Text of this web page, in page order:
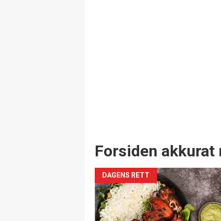
Forsiden akkurat
DAGENS RETT